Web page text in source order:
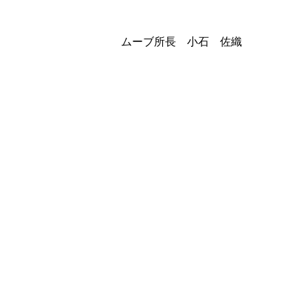
ムーブ所長 小石 佐織